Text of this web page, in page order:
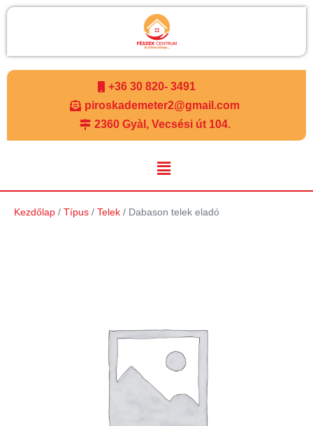
+36 30 820- 3491
piroskademeter2@gmail.com
2360 Gyàl, Vecsési út 104.
Kezdőlap / Típus / Telek / Dabason telek eladó